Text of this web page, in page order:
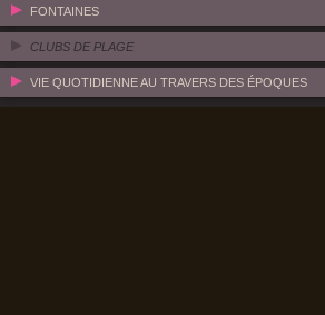
FONTAINES
CLUBS DE PLAGE
VIE QUOTIDIENNE AU TRAVERS DES ÉPOQUES